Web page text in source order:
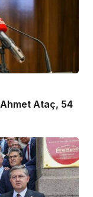
Ahmet Ataç, 54